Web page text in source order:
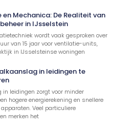
en Mechanica: De Realiteit van
in IJsselstein
wordt vaak gesproken over
van 15 jaar voor ventilatie-units,
in IJsselsteinse woningen
in leidingen te
in leidingen zorgt voor minder
hogere energierekening en snellere
Veel particuliere
merken het